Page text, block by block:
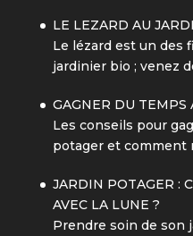
LE LEZARD AU
Le lézard est un des
jardinier bio ; venez
GAGNER DU TEMPS
Les conseils pour
potager et comment
JARDIN POTAGER :
AVEC LA LUNE ?
Prendre soin de son